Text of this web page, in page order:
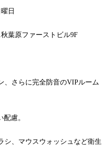
日
葉原ファーストビル9F
、さらに完全防音のVIPルーム
慮。
シ、マウスウォッシュなど衛生